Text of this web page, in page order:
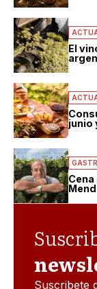
El
junio
Suscribete